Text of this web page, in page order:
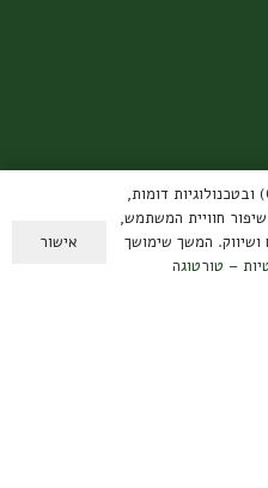
באתר זה נעשה שימוש בעוגיות (Cookies) ובטכנולוגיות דומות,
חוויית המשתמש,
המשך שימושך
– טורטוגה
אישור